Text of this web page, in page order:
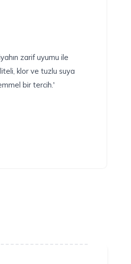
zarif uyumu ile
klor ve tuzlu suya
bir tercih.'